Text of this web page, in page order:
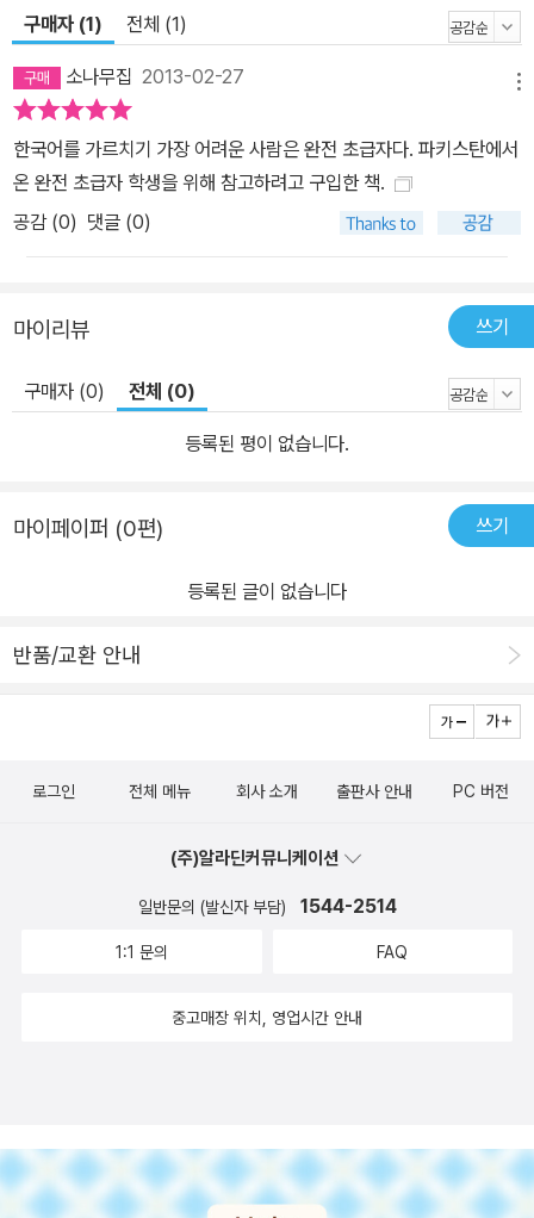
구매자 (1) 전체 (1)
소나무집 2013-02-27
한국어를 가르치기 가장 어려운 사람은 완전 초급자다. 파키스탄에서
온 완전 초급자 학생을 위해 참고하려고 구입한 책.
공감 (0) 댓글 (0)
마이리뷰 쓰기
구매자 (0) 전체 (0)
등록된 평이 없습니다.
마이페이퍼 (0편) 쓰기
등록된 글이 없습니다
반품/교환 안내
로그인 전체 메뉴 회사 소개 출판사 안내 PC 버전
(주)알라딘커뮤니케이션
일반문의 (발신자 부담) 1544-2514
1:1 문의 FAQ
중고매장 위치, 영업시간 안내